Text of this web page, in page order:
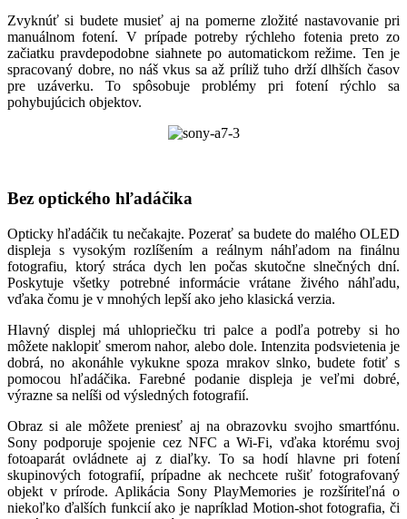
Zvyknúť si budete musieť aj na pomerne zložité nastavovanie pri
manuálnom fotení. V prípade potreby rýchleho fotenia preto zo
začiatku pravdepodobne siahnete po automatickom režime. Ten je
spracovaný dobre, no náš vkus sa až príliž tuho drží dlhších časov
pre uzáverku. To spôsobuje problémy pri fotení rýchlo sa
pohybujúcich objektov.
Bez optického hľadáčika
Opticky hľadáčik tu nečakajte. Pozerať sa budete do malého OLED
displeja s vysokým rozlíšením a reálnym náhľadom na finálnu
fotografiu, ktorý stráca dych len počas skutočne slnečných dní.
Poskytuje všetky potrebné informácie vrátane živého náhľadu,
vďaka čomu je v mnohých lepší ako jeho klasická verzia.
Hlavný displej má uhlopriečku tri palce a podľa potreby si ho
môžete naklopiť smerom nahor, alebo dole. Intenzita podsvietenia je
dobrá, no akonáhle vykukne spoza mrakov slnko, budete fotiť s
pomocou hľadáčika. Farebné podanie displeja je veľmi dobré,
výrazne sa nelíši od výsledných fotografií.
Obraz si ale môžete preniesť aj na obrazovku svojho smartfónu.
Sony podporuje spojenie cez NFC a Wi-Fi, vďaka ktorému svoj
fotoaparát ovládnete aj z diaľky. To sa hodí hlavne pri fotení
skupinových fotografií, prípadne ak nechcete rušiť fotografovaný
objekt v prírode. Aplikácia Sony PlayMemories je rozšíriteľná o
niekoľko ďalších funkcií ako je napríklad Motion-shot fotografia, či